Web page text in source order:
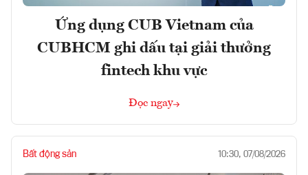
Ứng dụng CUB Vietnam của
CUBHCM ghi dấu tại giải thưởng
fintech khu vực
Đọc ngay
Bất động sản 10:30, 07/08/2026